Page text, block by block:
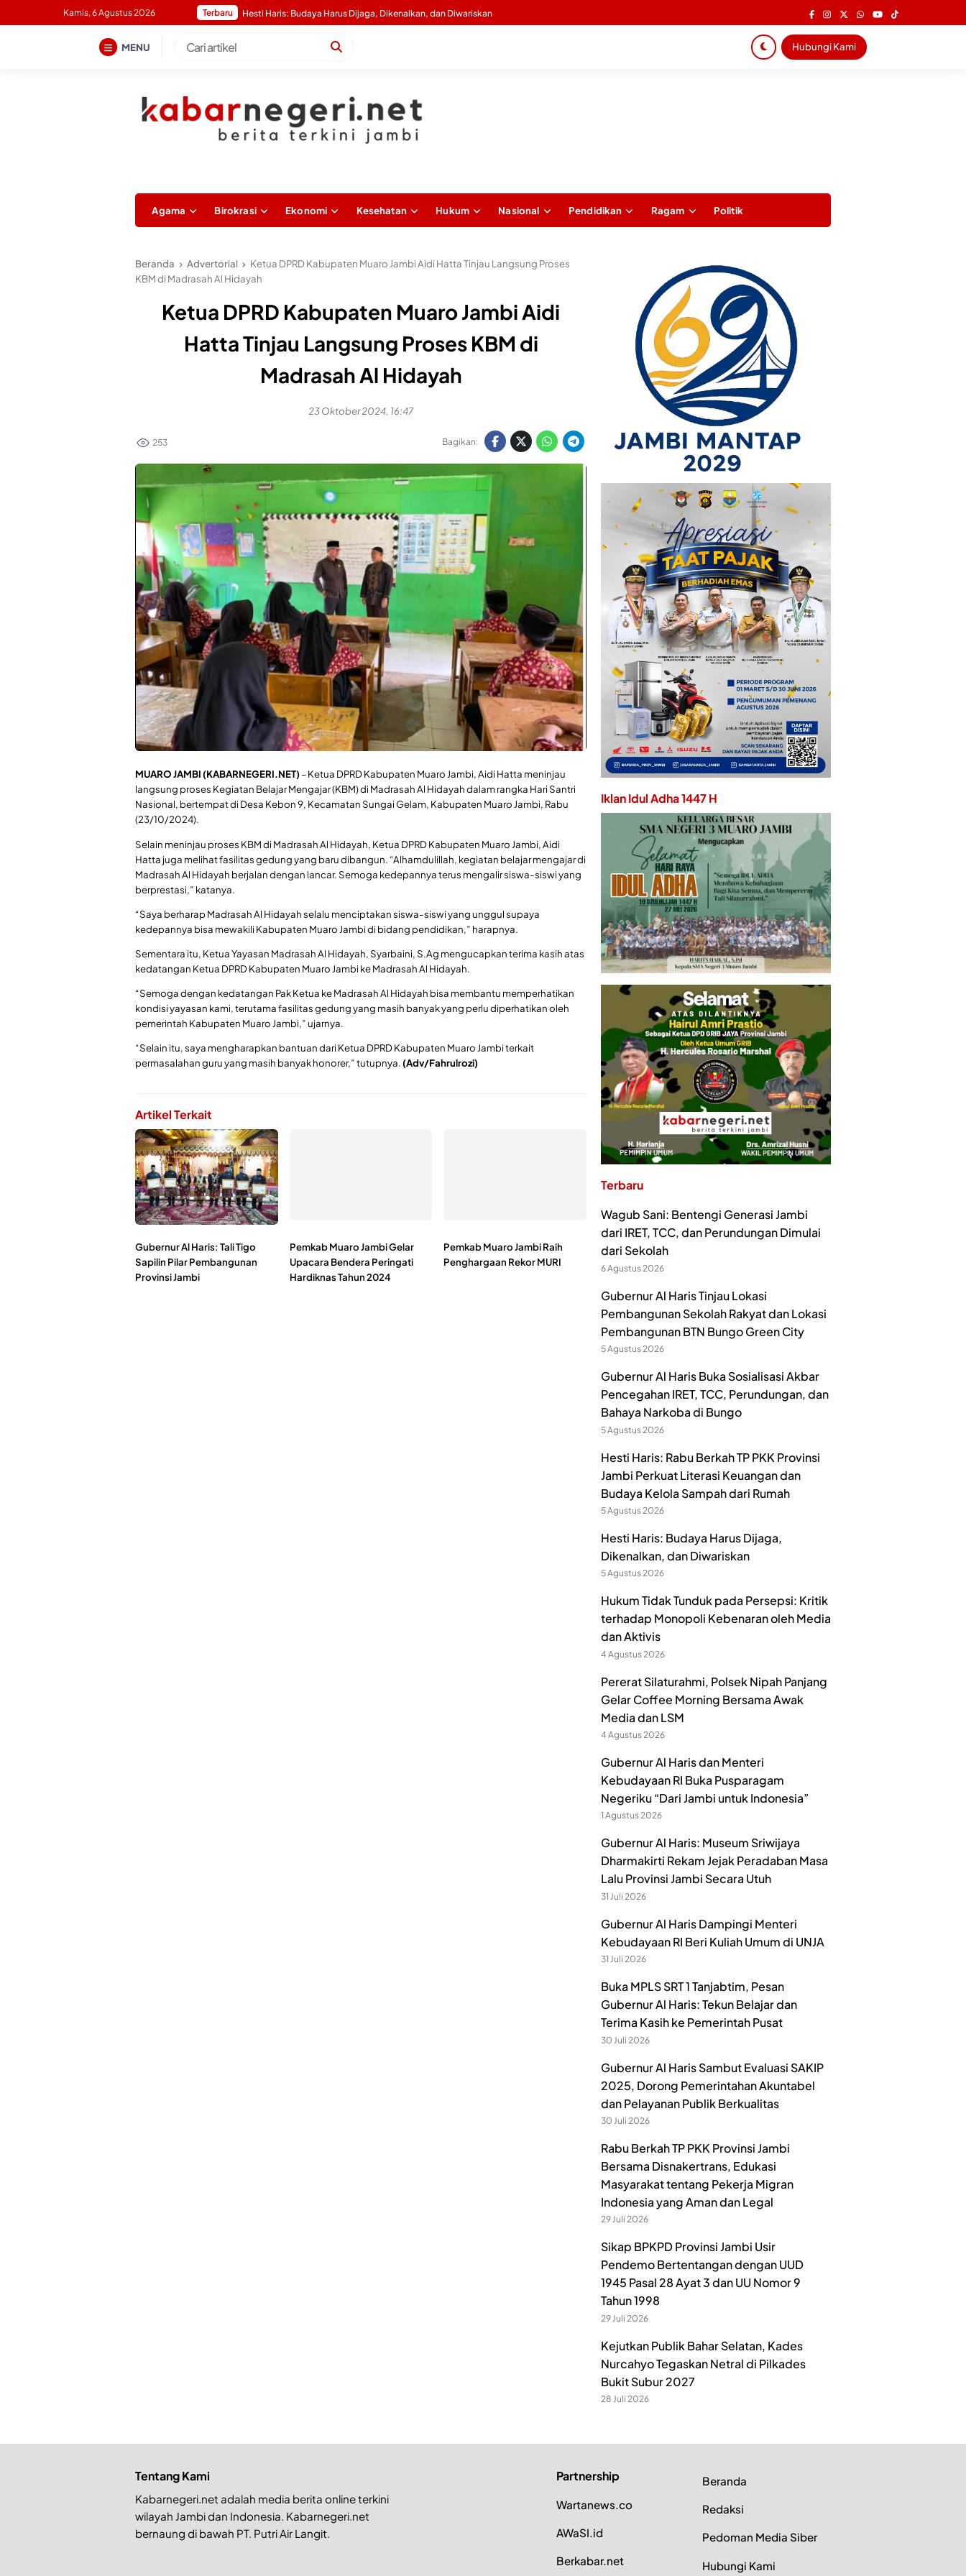
to
Kamis, 6 Agustus 2026 Terbaru Hesti Haris: Budaya Harus Dijaga, Dikenalkan, dan Diwariskan
MENU Hubungi Kami
Agama Birokrasi Ekonomi Kesehatan Hukum Nasional Pendidikan Ragam Politik
Beranda Advertorial
Ketua DPRD Kabupaten Muaro Jambi Aidi Hatta Tinjau Langsung Proses
KBM di Madrasah Al Hidayah
Ketua DPRD Kabupaten Muaro Jambi Aidi
Hatta Tinjau Langsung Proses KBM di
Madrasah Al Hidayah
23 Oktober 2024, 16:47
253 Bagikan:
MUARO JAMBI (KABARNEGERI.NET)– Ketua DPRD Kabupaten Muaro Jambi, Aidi Hatta meninjau
langsung proses Kegiatan Belajar Mengajar (KBM) di Madrasah Al Hidayah dalam rangka Hari Santri
Nasional, bertempat di Desa Kebon 9, Kecamatan Sungai Gelam, Kabupaten Muaro Jambi, Rabu
(23/10/2024).
Selain meninjau proses KBM di Madrasah Al Hidayah, Ketua DPRD Kabupaten Muaro Jambi, Aidi
Hatta juga melihat fasilitas gedung yang baru dibangun. “Alhamdulillah, kegiatan belajar mengajar di
Madrasah Al Hidayah berjalan dengan lancar. Semoga kedepannya terus mengalir siswa-siswi yang
berprestasi,” katanya.
“Saya berharap Madrasah Al Hidayah selalu menciptakan siswa-siswi yang unggul supaya
kedepannya bisa mewakili Kabupaten Muaro Jambi di bidang pendidikan,” harapnya.
Sementara itu, Ketua Yayasan Madrasah Al Hidayah, Syarbaini, S.Ag mengucapkan terima kasih atas
kedatangan Ketua DPRD Kabupaten Muaro Jambi ke Madrasah Al Hidayah.
“Semoga dengan kedatangan Pak Ketua ke Madrasah Al Hidayah bisa membantu memperhatikan
kondisi yayasan kami, terutama fasilitas gedung yang masih banyak yang perlu diperhatikan oleh
pemerintah Kabupaten Muaro Jambi,” ujarnya.
“Selain itu, saya mengharapkan bantuan dari Ketua DPRD Kabupaten Muaro Jambi terkait
permasalahan guru yang masih banyak honorer,” tutupnya.(Adv/Fahrulrozi)
Artikel Terkait
Gubernur Al Haris: Tali Tigo
Sapilin Pilar Pembangunan
Provinsi Jambi
Pemkab Muaro Jambi Gelar
Upacara Bendera Peringati
Hardiknas Tahun 2024
Pemkab Muaro Jambi Raih
Penghargaan Rekor MURI
Iklan Idul Adha 1447 H
Terbaru
Wagub Sani: Bentengi Generasi Jambi
dari IRET, TCC, dan Perundungan Dimulai
dari Sekolah
6 Agustus 2026
Gubernur Al Haris Tinjau Lokasi
Pembangunan Sekolah Rakyat dan Lokasi
Pembangunan BTN Bungo Green City
5 Agustus 2026
Gubernur Al Haris Buka Sosialisasi Akbar
Pencegahan IRET, TCC, Perundungan, dan
Bahaya Narkoba di Bungo
5 Agustus 2026
Hesti Haris: Rabu Berkah TP PKK Provinsi
Jambi Perkuat Literasi Keuangan dan
Budaya Kelola Sampah dari Rumah
5 Agustus 2026
Hesti Haris: Budaya Harus Dijaga,
Dikenalkan, dan Diwariskan
5 Agustus 2026
Hukum Tidak Tunduk pada Persepsi: Kritik
terhadap Monopoli Kebenaran oleh Media
dan Aktivis
4 Agustus 2026
Pererat Silaturahmi, Polsek Nipah Panjang
Gelar Coffee Morning Bersama Awak
Media dan LSM
4 Agustus 2026
Gubernur Al Haris dan Menteri
Kebudayaan RI Buka Pusparagam
Negeriku “Dari Jambi untuk Indonesia”
1 Agustus 2026
Gubernur Al Haris: Museum Sriwijaya
Dharmakirti Rekam Jejak Peradaban Masa
Lalu Provinsi Jambi Secara Utuh
31 Juli 2026
Gubernur Al Haris Dampingi Menteri
Kebudayaan RI Beri Kuliah Umum di UNJA
31 Juli 2026
Buka MPLS SRT 1 Tanjabtim, Pesan
Gubernur Al Haris: Tekun Belajar dan
Terima Kasih ke Pemerintah Pusat
30 Juli 2026
Gubernur Al Haris Sambut Evaluasi SAKIP
2025, Dorong Pemerintahan Akuntabel
dan Pelayanan Publik Berkualitas
30 Juli 2026
Rabu Berkah TP PKK Provinsi Jambi
Bersama Disnakertrans, Edukasi
Masyarakat tentang Pekerja Migran
Indonesia yang Aman dan Legal
29 Juli 2026
Sikap BPKPD Provinsi Jambi Usir
Pendemo Bertentangan dengan UUD
1945 Pasal 28 Ayat 3 dan UU Nomor 9
Tahun 1998
29 Juli 2026
Kejutkan Publik Bahar Selatan, Kades
Nurcahyo Tegaskan Netral di Pilkades
Bukit Subur 2027
28 Juli 2026
Tentang Kami
Kabarnegeri.net adalah media berita online terkini
wilayah Jambi dan Indonesia. Kabarnegeri.net
bernaung di bawah PT. Putri Air Langit.
Partnership
Wartanews.co
AWaSI.id
Berkabar.net
Beranda
Redaksi
Pedoman Media Siber
Hubungi Kami